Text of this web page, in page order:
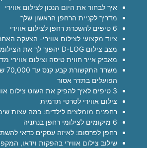
איך לבחור את היום הנכון לצילום אווירי
מדריך לקניית הרחפן הראשון שלך
6 טיפים להשכרת רחפן לצילום אווירי
ציוד מקצועי לצילום אווירי- הצעקה
מצב צילום D-LOG יהפוך לך את הצילומים למרשימים יותר
מאביק אייר חווית טיסה וצילום אווירי
הפועלים בתדר אסור
3 טיפים לאיך להפיק את השוט צילום אווירי המדהים ביותר
צילום אווירי לסרטי תדמית
רחפנים מומלצים לילדים: כמה עצות
6 מיקומים לצילומי רחפן בנתניה
רחפן לפרסום: לאיזה עסקים כדאי
שילוב צילום אווירי בהפקות וידאו,